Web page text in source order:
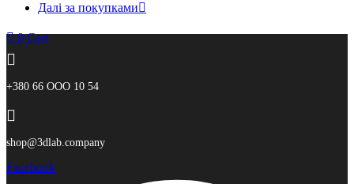
Далі за покупками
0Cart
+380 66 ООО 10 54
shop@3dlab.company
Facebook